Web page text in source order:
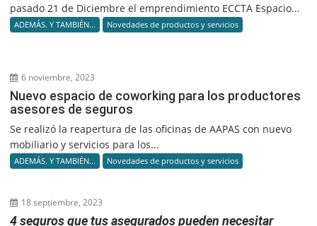
pasado 21 de Diciembre el emprendimiento ECCTA Espacio...
ADEMÁS. Y TAMBIÉN... Novedades de productos y servicios
6 noviembre, 2023
Nuevo espacio de coworking para los productores
asesores de seguros
Se realizó la reapertura de las oficinas de AAPAS con nuevo
mobiliario y servicios para los...
ADEMÁS. Y TAMBIÉN... Novedades de productos y servicios
18 septiembre, 2023
4 seguros que tus asegurados pueden necesitar